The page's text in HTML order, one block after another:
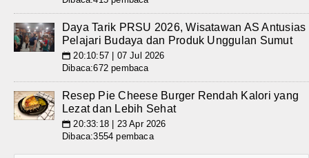
Daya Tarik PRSU 2026, Wisatawan AS Antusias
Pelajari Budaya dan Produk Unggulan Sumut
📅 20:10:57 | 07 Jul 2026
Dibaca:672 pembaca
Resep Pie Cheese Burger Rendah Kalori yang
Lezat dan Lebih Sehat
📅 20:33:18 | 23 Apr 2026
Dibaca:3554 pembaca